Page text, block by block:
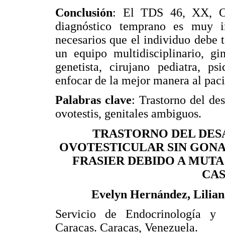
Conclusión: El TDS 46, XX,
diagnóstico temprano es muy
necesarios que el individuo debe
un equipo multidisciplinario,
genetista, cirujano pediatra,
enfocar de la mejor manera al
Palabras clave: Trastorno del
ovotestis, genitales ambiguos.
TRASTORNO DEL
OVOTESTICULAR SIN
FRASIER DEBIDO A
Evelyn Hernández,
Servicio de Endocrinología y
Caracas. Caracas, Venezuela.